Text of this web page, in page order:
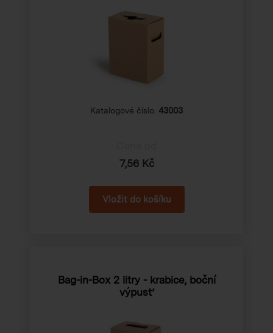
Katalogové číslo: 43003
7,56 Kč
Bag-in-Box 2 litry - krabice, boční
výpusť